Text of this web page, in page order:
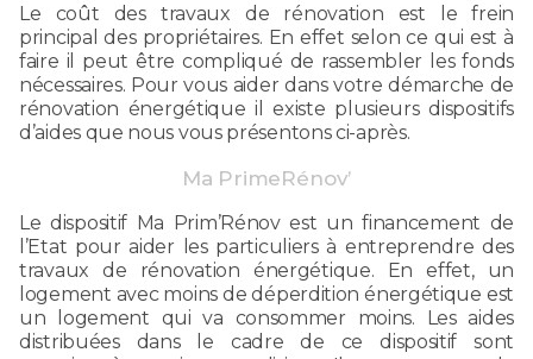
Le coût des travaux de rénovation est le frein
principal des propriétaires. En effet selon ce qui est à
faire il peut être compliqué de rassembler les fonds
nécessaires. Pour vous aider dans votre démarche de
rénovation énergétique il existe plusieurs dispositifs
d’aides que nous vous présentons ci-après.
Ma PrimeRénov’
Le dispositif Ma Prim’Rénov est un financement de
l’Etat pour aider les particuliers à entreprendre des
travaux de rénovation énergétique. En effet, un
logement avec moins de déperdition énergétique est
un logement qui va consommer moins. Les aides
distribuées dans le cadre de ce dispositif sont